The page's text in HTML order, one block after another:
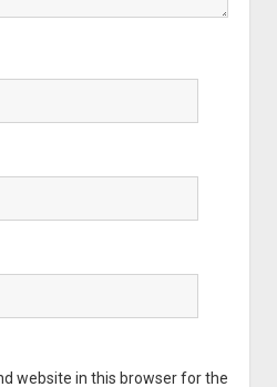
website in this browser for the